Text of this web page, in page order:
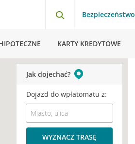
Bezpieczeństwo
KARTY KREDYTOWE
Jak dojechać?
Dojazd do wpłatomatu z:
WYZNACZ TRASĘ